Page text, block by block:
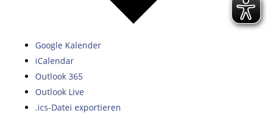
Google Kalender
iCalendar
Outlook 365
Outlook Live
.ics-Datei exportieren